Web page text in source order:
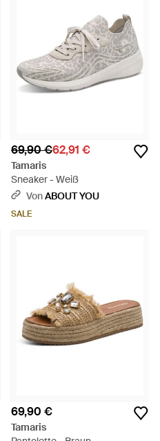
69,90 €62,91 €
Tamaris
Sneaker - Weiß
VonABOUT YOU
SALE
69,90 €
Tamaris